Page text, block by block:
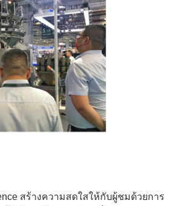
สร้างความสดใสให้กับผู้ชมด้วยการ